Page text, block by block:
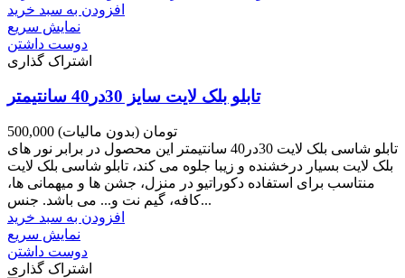
افزودن به سبد خرید
نمایش سریع
دوست داشتن
اشتراک گذاری
تابلو بلک لایت سایز 30در40 سانتیمتر
500,000 تومان (بدون مالیات)
تابلو شاسی بلک لایت 30در40 سانتیمتر این محصول در برابر نور های
بلک لایت بسیار درخشنده و زیبا جلوه می کند، تابلو شاسی بلک لایت
منتاسب برای استفاده دکوراتیو در منزل، جشن ها و میهمانی ها،
کافه، گیم نت و... می باشد. جنس...
افزودن به سبد خرید
نمایش سریع
دوست داشتن
اشتراک گذاری